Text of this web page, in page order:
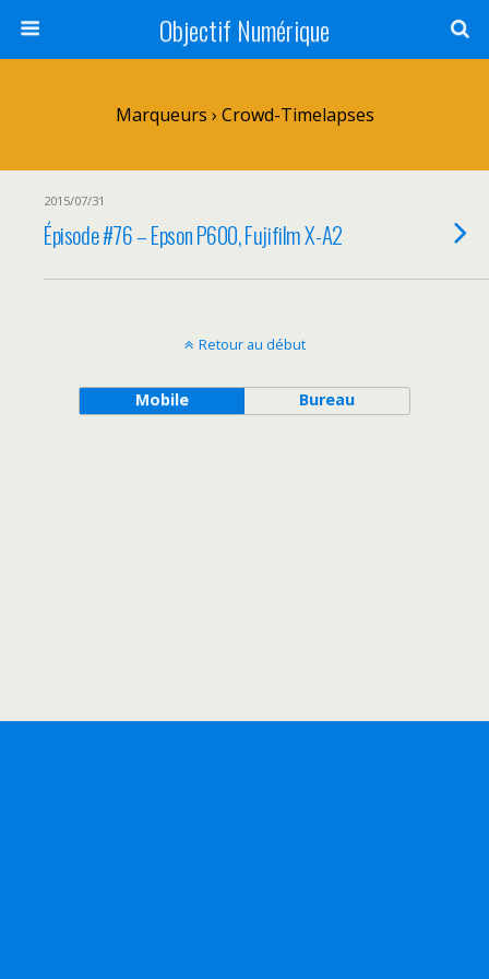
Objectif Numérique
Marqueurs › Crowd-Timelapses
2015/07/31
Épisode #76 – Epson P600, Fujifilm X-A2
Retour au début
Mobile Bureau